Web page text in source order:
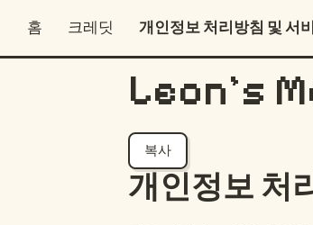
홈 크레딧 개인정보 처리방침 및 서
Leon's
복사
개인정보 처